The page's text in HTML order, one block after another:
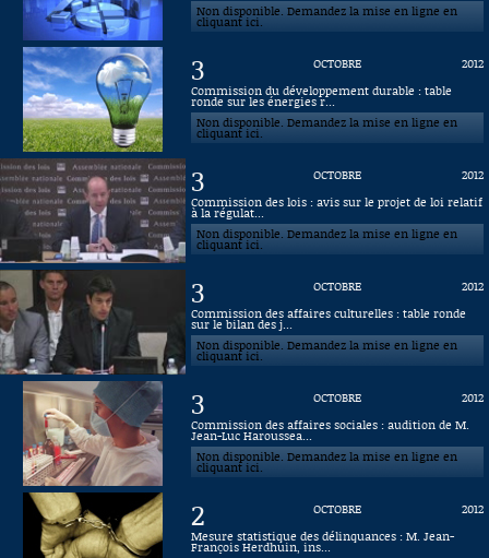
Non disponible. Demandez la mise en ligne en
cliquant ici.
3 OCTOBRE
2012
Commission du développement durable : table
ronde sur les énergies r...
Non disponible. Demandez la mise en ligne en
cliquant ici.
3 OCTOBRE
2012
Commission des lois : avis sur le projet de loi relatif
à la régulat...
Non disponible. Demandez la mise en ligne en
cliquant ici.
3 OCTOBRE
2012
Commission des affaires culturelles : table ronde
sur le bilan des j...
Non disponible. Demandez la mise en ligne en
cliquant ici.
3 OCTOBRE
2012
Commission des affaires sociales : audition de M.
Jean-Luc Haroussea...
Non disponible. Demandez la mise en ligne en
cliquant ici.
2 OCTOBRE
2012
Mesure statistique des délinquances : M. Jean-
François Herdhuin, ins...